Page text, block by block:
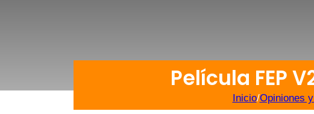
Película FEP
Inicio/Opiniones